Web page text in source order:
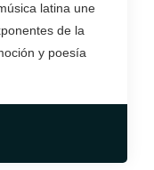
latina une
de la
y poesía